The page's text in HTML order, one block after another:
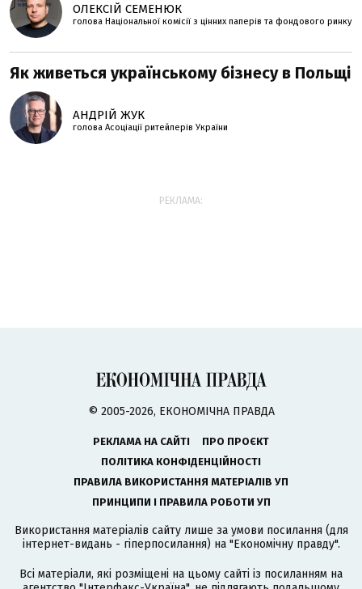
ОЛЕКСІЙ СЕМЕНЮК
голова Національної комісії з цінних паперів та фондового ринку
Як живеться українському бізнесу в Польщі
АНДРІЙ ЖУК
голова Асоціації ритейлерів України
РЕКЛАМА:
© 2005-2026, ЕКОНОМІЧНА ПРАВДА
РЕКЛАМА НА САЙТІ
ПРО ПРОЄКТ
ПОЛІТИКА КОНФІДЕНЦІЙНОСТІ
ПРАВИЛА ВИКОРИСТАННЯ МАТЕРІАЛІВ УП
ПРИНЦИПИ І ПРАВИЛА РОБОТИ УП
Використання матеріалів сайту лише за умови посилання (для
інтернет-видань - гіперпосилання) на "Економічну правду".
Всі матеріали, які розміщені на цьому сайті із посиланням на